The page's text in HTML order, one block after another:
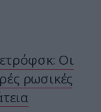
Οι
ρωσικές